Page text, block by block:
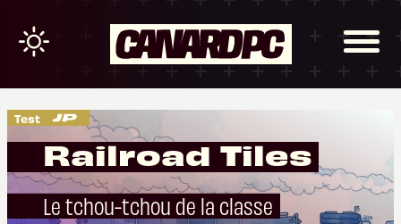
Test
Railroad Tiles
Le tchou-tchou de la classe